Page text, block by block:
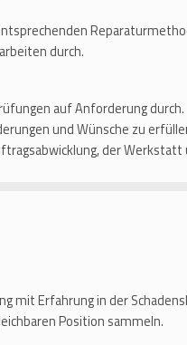
durch.
auf Anforderung durch.
und Wünsche zu
der
mit Erfahrung in der
Position sammeln.